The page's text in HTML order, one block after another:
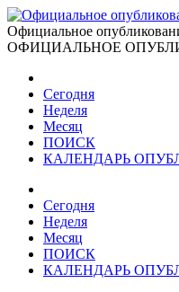
Официальное
ОФИЦИАЛЬНОЕ
Сегодня
Неделя
Месяц
ПОИСК
КАЛЕНДАРЬ
Сегодня
Неделя
Месяц
ПОИСК
КАЛЕНДАРЬ